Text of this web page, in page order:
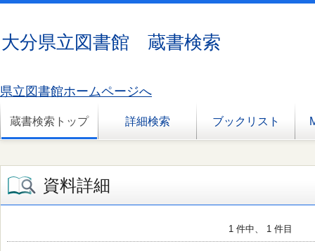
大分県立図書館 蔵書検索
県立図書館ホームページへ
蔵書検索トップ 詳細検索 ブックリスト
資料詳細
1 件中、 1 件目